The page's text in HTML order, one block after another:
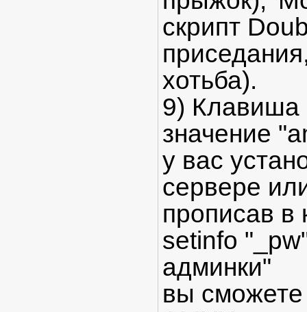
скрипт
хотьба).
9) Клавиша
значение
у вас
сервере
прописав в
setinfo
админки"
вы